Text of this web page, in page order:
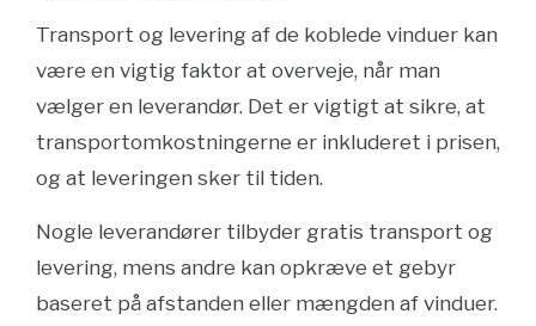
Transport og levering af de koblede vinduer kan
være en vigtig faktor at overveje, når man
vælger en leverandør. Det er vigtigt at sikre, at
transportomkostningerne er inkluderet i prisen,
og at leveringen sker til tiden.
Nogle leverandører tilbyder gratis transport og
levering, mens andre kan opkræve et gebyr
baseret på afstanden eller mængden af vinduer.